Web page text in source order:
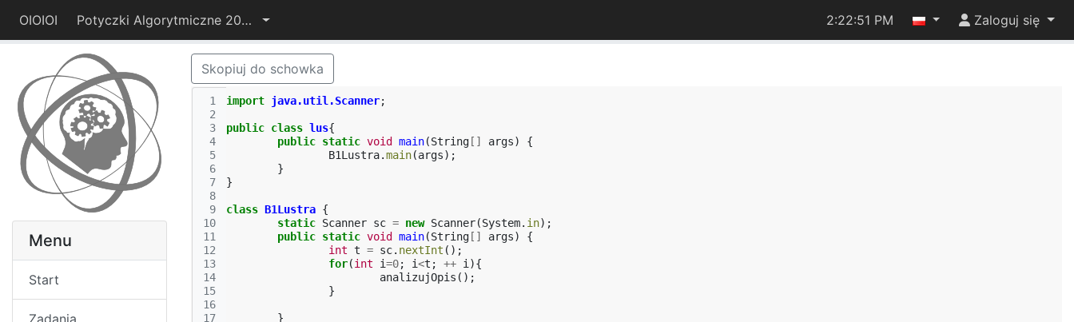
OIOIOI Potyczki Algorytmiczne 2014 2:22:51 PM Zaloguj się
Menu
Start
Zadania
Skopiuj do schowka
1
2
3
4
5
6
7
8
9
10
11
12
13
14
15
16
17
import java.util.Scanner;
public class lus{
public static void main(String [] args)
{
B1Lustra.main(args);
}
}
class B1Lustra {
static Scanner sc = new Scanner(System. in);
public static void main(String [] args)
{
int t = sc. nextInt ();
for(int i=0; i<t ; ++ i ){
analizujOpis ();
}
}